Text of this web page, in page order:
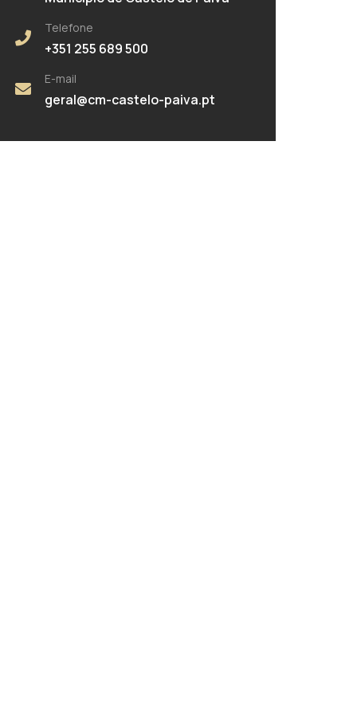
Telefone
+351 255 689 500
E-mail
geral@cm-castelo-paiva.pt